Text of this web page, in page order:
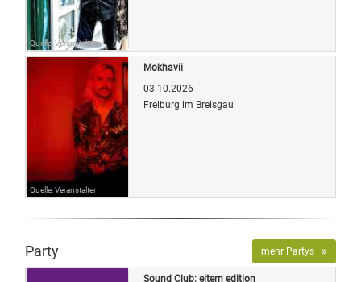
Quelle: Veranstalter
Quelle: Veranstalter
Mokhavii
03.10.2026
Freiburg im Breisgau
Party mehr Partys
Sound Club: eltern edition